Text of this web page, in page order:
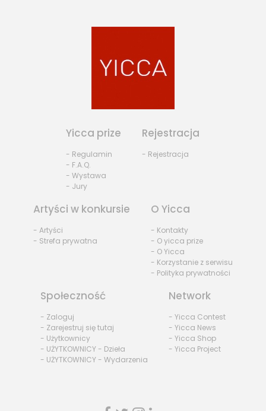
Yicca prize
- Regulamin
- F.A.Q.
- Wystawa
- Jury
Rejestracja
- Rejestracja
Artyści w konkursie
- Artyści
- Strefa prywatna
O Yicca
- Kontakty
- O yicca prize
- O Yicca
- Korzystanie z serwisu
- Polityka prywatności
Społeczność
- Zaloguj
- Zarejestruj się tutaj
- Użytkownicy
- UŻYTKOWNICY - Dzieła
- UŻYTKOWNICY - Wydarzenia
Network
- Yicca Contest
- Yicca News
- Yicca Shop
- Yicca Project